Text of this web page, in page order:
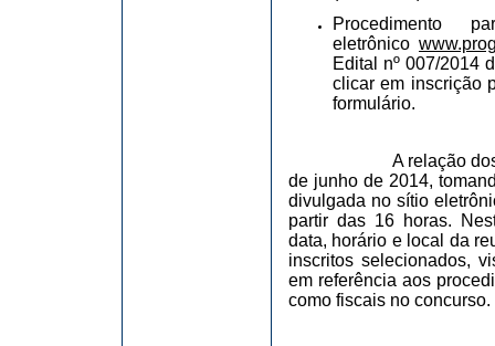
Procedimento
eletrônico
Edital nº 007/2014
clicar em inscrição
formulário.
A relação
de junho de 2014,
divulgada no sítio
partir das 16 horas.
data, horário e local da
inscritos selecionados,
em referência aos
como fiscais no concurso.